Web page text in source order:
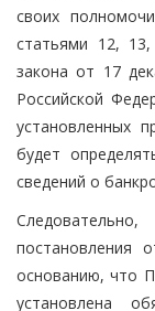
своих
статьями 12,
закона от 17
Российской
установленных
будет
сведений о
постановления
основанию, что
установлена